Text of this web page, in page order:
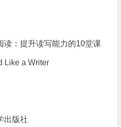
读：提升读写能力的10堂课
Like a Writer
出版社